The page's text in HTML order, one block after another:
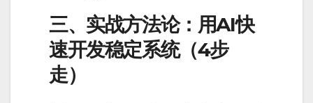
三、实战方法论：用AI快
速开发稳定系统（4步
走）